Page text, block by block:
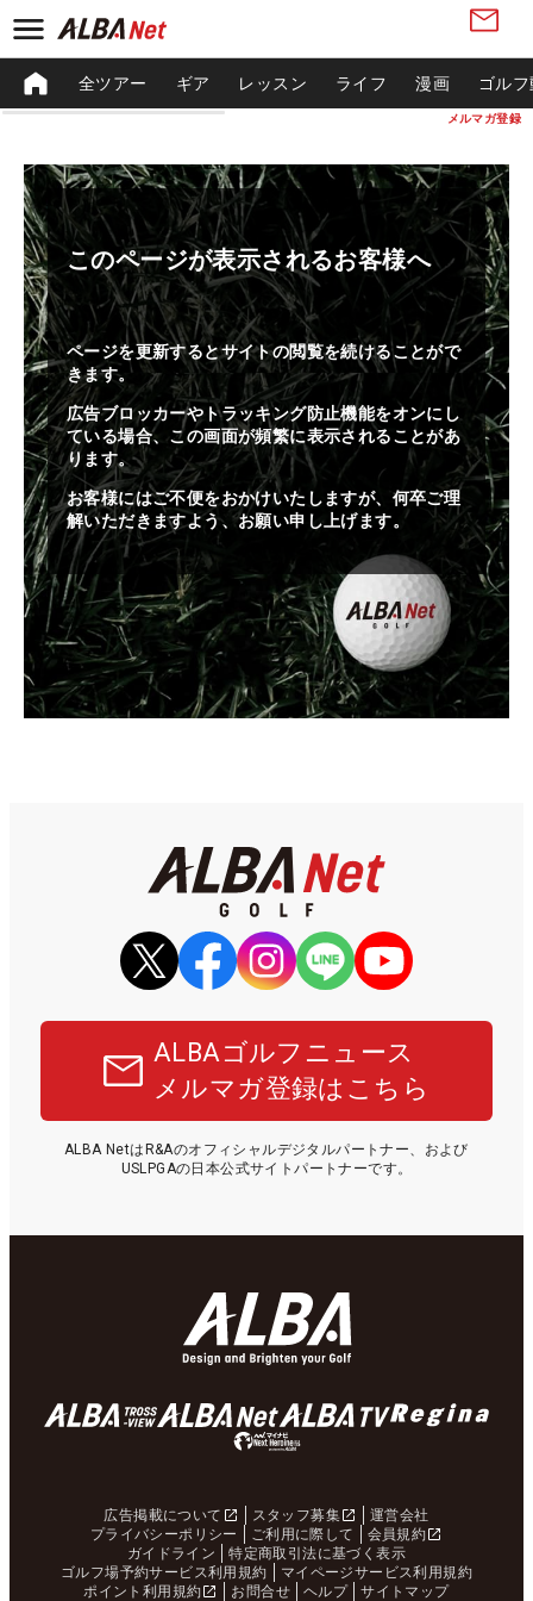
メルマガ登録
全ツアー ギア レッスン ライフ 漫画 ゴル
このページが表示されるお客様へ
ページを更新するとサイトの閲覧を続けることがで
きます。
広告ブロッカーやトラッキング防止機能をオンにし
ている場合、この画面が頻繁に表示されることがあ
ります。
お客様にはご不便をおかけいたしますが、何卒ご理
解いただきますよう、お願い申し上げます。
ALBAゴルフニュース
メルマガ登録はこちら
ALBA NetはR&Aのオフィシャルデジタルパートナー、および
USLPGAの日本公式サイトパートナーです。
広告掲載について スタッフ募集
運営会社
プライバシーポリシー
ご利用に際して
会員規約
ガイドライン
特定商取引法に基づく表示
ゴルフ場予約サービス利用規約
マイページサービス利用規約
ポイント利用規約
お問合せ ヘルプ サイトマップ